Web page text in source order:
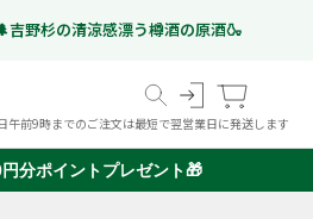
吉野杉の清涼感漂う樽酒の原酒🍶
午前9時までのご注文は最短で翌営業日に発送します
分ポイントプレゼント🎁